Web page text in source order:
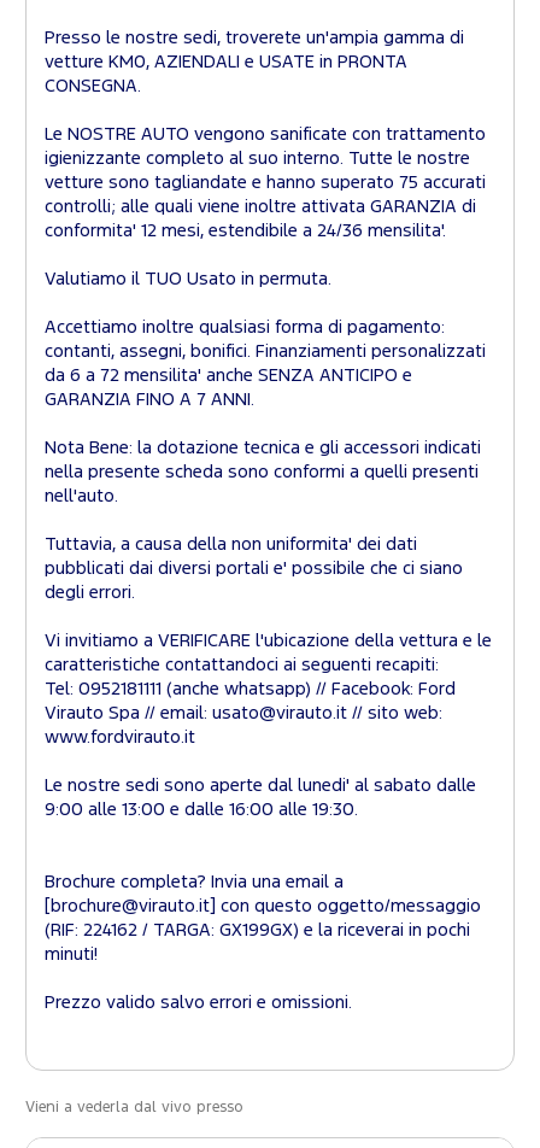
Presso le nostre sedi, troverete un'ampia gamma di
vetture KM0, AZIENDALI e USATE in PRONTA
CONSEGNA.
Le NOSTRE AUTO vengono sanificate con trattamento
igienizzante completo al suo interno. Tutte le nostre
vetture sono tagliandate e hanno superato 75 accurati
controlli; alle quali viene inoltre attivata GARANZIA di
conformita' 12 mesi, estendibile a 24/36 mensilita'.
Valutiamo il TUO Usato in permuta.
Accettiamo inoltre qualsiasi forma di pagamento:
contanti, assegni, bonifici. Finanziamenti personalizzati
da 6 a 72 mensilita' anche SENZA ANTICIPO e
GARANZIA FINO A 7 ANNI.
Nota Bene: la dotazione tecnica e gli accessori indicati
nella presente scheda sono conformi a quelli presenti
nell'auto.
Tuttavia, a causa della non uniformita' dei dati
pubblicati dai diversi portali e' possibile che ci siano
degli errori.
Vi invitiamo a VERIFICARE l'ubicazione della vettura e le
caratteristiche contattandoci ai seguenti recapiti:
Tel: 0952181111 (anche whatsapp) // Facebook: Ford
Virauto Spa // email: usato@virauto.it // sito web:
www.fordvirauto.it
Le nostre sedi sono aperte dal lunedi' al sabato dalle
9:00 alle 13:00 e dalle 16:00 alle 19:30.
Brochure completa? Invia una email a
[brochure@virauto.it] con questo oggetto/messaggio
(RIF: 224162 / TARGA: GX199GX) e la riceverai in pochi
minuti!
Prezzo valido salvo errori e omissioni.
Vieni a vederla dal vivo presso